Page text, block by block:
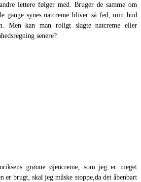
lettere følger med. Bruger de samme om
gange synes natcreme bliver så fed, min hud
Men kan man roligt slagte natcreme eller
senere?
grønne øjencreme, som jeg er meget
er brugt, skal jeg måske stoppe,da det åbenbart